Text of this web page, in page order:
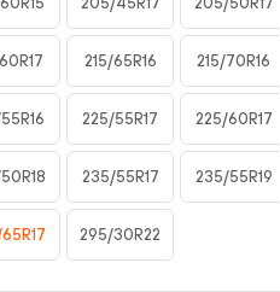
215/65R16 215/70R16
225/55R17 225/60R17
235/55R17 235/55R19
295/30R22